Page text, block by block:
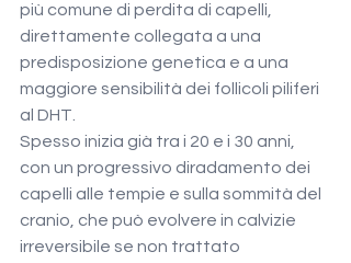
più comune di perdita di capelli,
direttamente collegata a una
predisposizione genetica e a una
maggiore sensibilità dei follicoli piliferi
al DHT.
Spesso inizia già tra i 20 e i 30 anni,
con un progressivo diradamento dei
capelli alle tempie e sulla sommità del
cranio, che può evolvere in calvizie
irreversibile se non trattato